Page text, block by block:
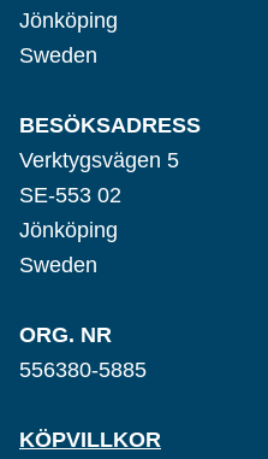
Jönköping
Sweden
BESÖKSADRESS
Verktygsvägen 5
SE-553 02
Jönköping
Sweden
ORG. NR
556380-5885
KÖPVILLKOR